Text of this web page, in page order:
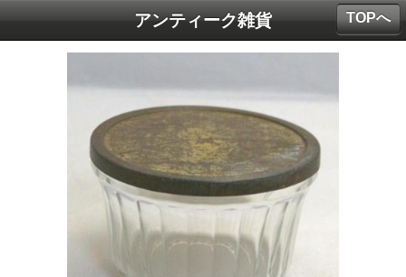
アンティーク雑貨 TOPへ